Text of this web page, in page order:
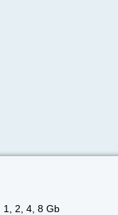
1, 2, 4, 8 Gb